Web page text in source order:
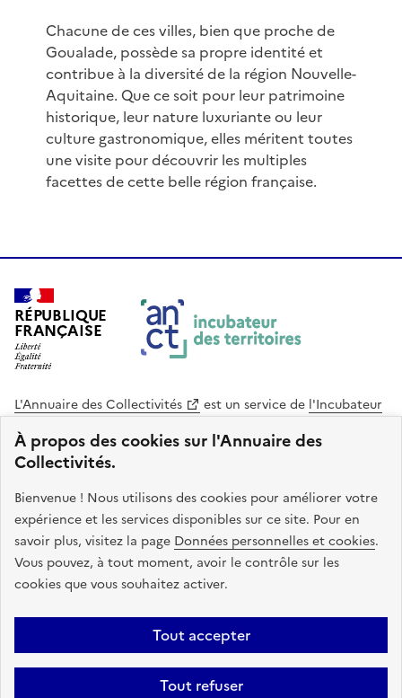
À propos des cookies sur l'Annuaire des
Collectivités.
Bienvenue ! Nous utilisons des cookies pour améliorer votre
expérience et les services disponibles sur ce site. Pour en
savoir plus, visitez la page Données personnelles et cookies.
Vous pouvez, à tout moment, avoir le contrôle sur les
cookies que vous souhaitez activer.
Tout accepter
Tout refuser
Chacune de ces villes, bien que proche de
Goualade, possède sa propre identité et
contribue à la diversité de la région Nouvelle-
Aquitaine. Que ce soit pour leur patrimoine
historique, leur nature luxuriante ou leur
culture gastronomique, elles méritent toutes
une visite pour découvrir les multiples
facettes de cette belle région française.
RÉPUBLIQUE
FRANÇAISE
L'Annuaire des Collectivités est un service de l'Incubateur
des Territoires
Cohésion des Territoires
. Le code source de ce site web
est disponible en licence libre. Le design de ce site est conçu
avec le système de design de l’État.
legifrance.gouv.fr
info.gouv.fr
service-public.gouv.fr
data.gouv.fr
Plan du site Accessibilite : non conforme
Mentions légales
Politique de confidentialité
Gestion des cookies FAQ
Kit de
Statistiques Code source